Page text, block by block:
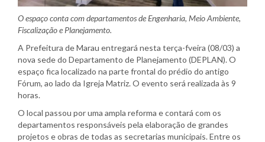
O espaço conta com departamentos de Engenharia, Meio Ambiente,
Fiscalização e Planejamento.
A Prefeitura de Marau entregará nesta terça-fveira (08/03) a
nova sede do Departamento de Planejamento (DEPLAN). O
espaço fica localizado na parte frontal do prédio do antigo
Fórum, ao lado da Igreja Matriz. O evento será realizada às 9
horas.
O local passou por uma ampla reforma e contará com os
departamentos responsáveis pela elaboração de grandes
projetos e obras de todas as secretarias municipais. Entre os